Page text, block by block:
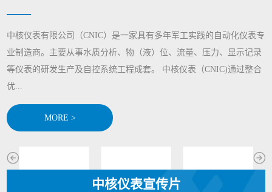
中核仪表有限公司（CNIC）是一家具有多年军工实践的自动化仪表专
业制造商。主要从事水质分析、物（液）位、流量、压力、显示记录
等仪表的研发生产及自控系统工程成套。 中核仪表（CNIC)通过整合
优...
MORE >
中核仪表宣传片